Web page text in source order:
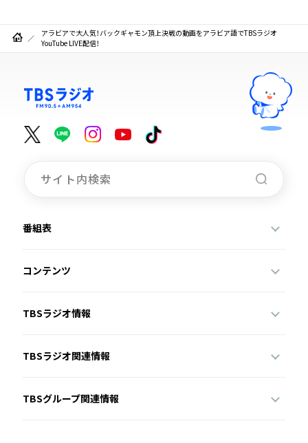
アラビアで大人気！バックギャモン頂上決戦の動画をアラビア語でTBSラジオ
YouTube LIVE配信！
番組表
コンテンツ
TBSラジオ情報
TBSラジオ関連情報
TBSグループ関連情報